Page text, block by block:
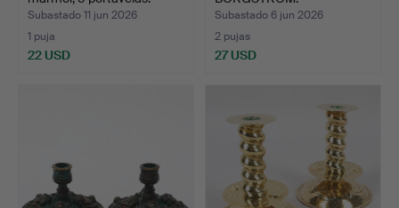
Subastado 11 jun 2026
1 puja
22 USD
candelabros, un par,…
Subastado 6 jun 2026
2 pujas
27 USD